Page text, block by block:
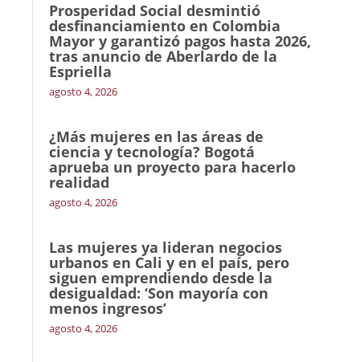
Prosperidad Social desmintió
desfinanciamiento en Colombia
Mayor y garantizó pagos hasta 2026,
tras anuncio de Aberlardo de la
Espriella
agosto 4, 2026
¿Más mujeres en las áreas de
ciencia y tecnología? Bogotá
aprueba un proyecto para hacerlo
realidad
agosto 4, 2026
Las mujeres ya lideran negocios
urbanos en Cali y en el país, pero
siguen emprendiendo desde la
desigualdad: ‘Son mayoría con
menos ingresos’
agosto 4, 2026